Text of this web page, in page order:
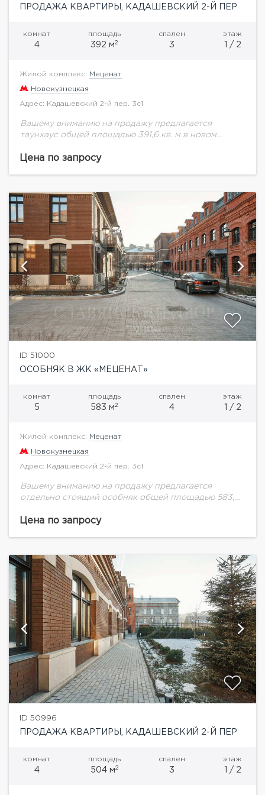
ПРОДАЖА КВАРТИРЫ, КАДАШЕВСКИЙ 2-Й ПЕР
комнат
4
площадь
392 м2
спален
3
этаж
1 / 2
Жилой комплекс: Меценат
Новокузнецкая
Адрес: Кадашевский 2-й пер. 3с1
Вашему вниманию на продажу предлагается
таунхаус общей площадью 391,6 кв. м в новом
реновации Кадашевской слободы, расположенный
Цена по запросу
ID 51000
ОСОБНЯК В ЖК «МЕЦЕНАТ»
комнат
5
площадь
583 м2
спален
4
этаж
1 / 2
Жилой комплекс: Меценат
Новокузнецкая
Адрес: Кадашевский 2-й пер. 3с1
Вашему вниманию на продажу предлагается
отдельно стоящий особняк общей площадью 583,6
— это проект реновации Кадашевской слободы,
Цена по запросу
ID 50996
ПРОДАЖА КВАРТИРЫ, КАДАШЕВСКИЙ 2-Й ПЕР
комнат
4
площадь
504 м2
спален
3
этаж
1 / 2